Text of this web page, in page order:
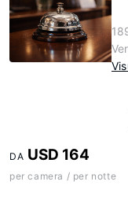
DA USD 164
per camera / per notte